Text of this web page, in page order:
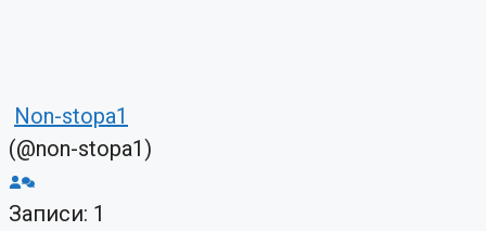
Non-stopa1
(@non-stopa1)
Записи: 1